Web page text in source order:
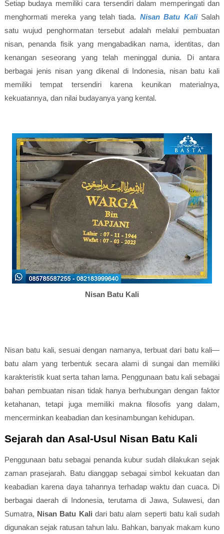
Setiap budaya memiliki cara tersendiri dalam memperingati dan
menghormati mereka yang telah tiada. Nisan Batu KaliSalah
satu wujud penghormatan tersebut adalah melalui pembuatan
nisan, penanda fisik yang mengabadikan nama, identitas, dan
kenangan seseorang yang telah meninggal dunia. Di antara
berbagai jenis nisan yang dikenal di Indonesia, nisan batu kali
memiliki tempat tersendiri karena keunikan materialnya,
kekuatannya, dan nilai budayanya yang kental.
Nisan Batu Kali
Nisan batu kali, sesuai dengan namanya, terbuat dari batu kali—
batu alam yang terbentuk secara alami di sungai dan memiliki
karakteristik kuat serta tahan lama. Penggunaan batu kali sebagai
bahan pembuatan nisan tidak hanya berhubungan dengan faktor
ketahanan, tetapi juga memiliki makna filosofis yang dalam,
mencerminkan keabadian dan kesinambungan kehidupan.
Sejarah dan Asal-Usul Nisan Batu Kali
Penggunaan batu sebagai penanda kubur sudah dilakukan sejak
zaman prasejarah. Batu dianggap sebagai simbol kekuatan dan
keabadian karena daya tahannya terhadap waktu dan cuaca. Di
berbagai daerah di Indonesia, terutama di Jawa, Sulawesi, dan
Sumatra, Nisan Batu Kali dari batu alam seperti batu kali sudah
digunakan sejak ratusan tahun lalu. Bahkan, banyak makam kuno